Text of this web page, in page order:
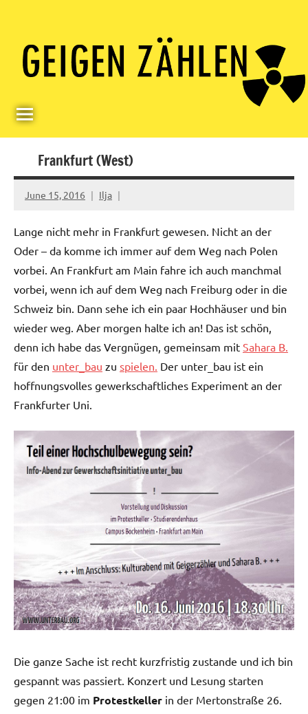
contentGeigerzähler
Frankfurt (West)
June 15, 2016 Ilja
Lange nicht mehr in Frankfurt gewesen. Nicht an der
Oder – da komme ich immer auf dem Weg nach Polen
vorbei. An Frankfurt am Main fahre ich auch manchmal
vorbei, wenn ich auf dem Weg nach Freiburg oder in die
Schweiz bin. Dann sehe ich ein paar Hochhäuser und bin
wieder weg. Aber morgen halte ich an! Das ist schön,
denn ich habe das Vergnügen, gemeinsam mit Sahara B.
für den unter_bau zu spielen. Der unter_bau ist ein
hoffnungsvolles gewerkschaftliches Experiment an der
Frankfurter Uni.
Die ganze Sache ist recht kurzfristig zustande und ich bin
gespannt was passiert. Konzert und Lesung starten
gegen 21:00 im Protestkeller in der Mertonstraße 26.